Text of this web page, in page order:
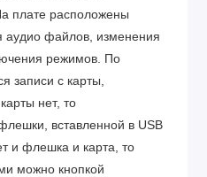
плате расположены
аудио файлов, изменения
режимов. По
записи с карты,
нет, то
вставленной в USB
и флешка и карта, то
можно кнопкой